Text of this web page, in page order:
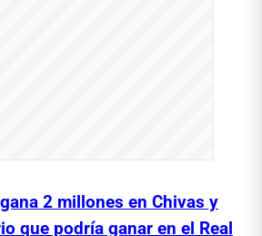
2 millones en Chivas y
que podría ganar en el Real